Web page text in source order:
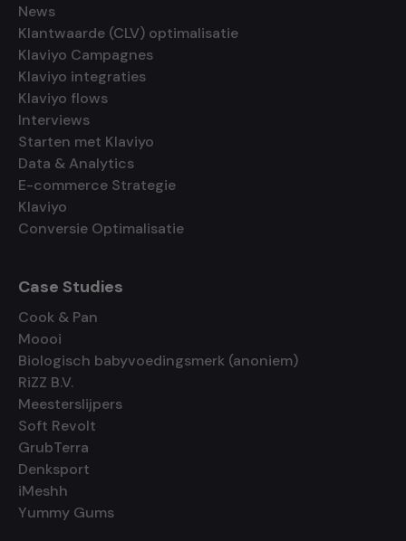
News
Klantwaarde (CLV) optimalisatie
Klaviyo Campagnes
Klaviyo integraties
Klaviyo flows
Interviews
Starten met Klaviyo
Data & Analytics
E-commerce Strategie
Klaviyo
Conversie Optimalisatie
Case Studies
Cook & Pan
Moooi
Biologisch babyvoedingsmerk (anoniem)
RiZZ B.V.
Meesterslijpers
Soft Revolt
GrubTerra
Denksport
iMeshh
Yummy Gums